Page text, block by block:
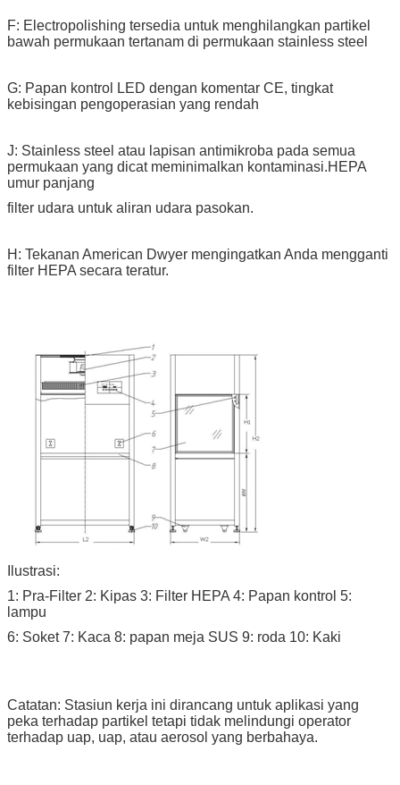
F: Electropolishing tersedia untuk menghilangkan partikel
bawah permukaan tertanam di permukaan stainless steel
G: Papan kontrol LED dengan komentar CE, tingkat
kebisingan pengoperasian yang rendah
J: Stainless steel atau lapisan antimikroba pada semua
permukaan yang dicat meminimalkan kontaminasi.HEPA
umur panjang
filter udara untuk aliran udara pasokan.
H: Tekanan American Dwyer mengingatkan Anda mengganti
filter HEPA secara teratur.
Ilustrasi:
1: Pra-Filter 2: Kipas 3: Filter HEPA 4: Papan kontrol 5:
lampu
6: Soket 7: Kaca 8: papan meja SUS 9: roda 10: Kaki
Catatan: Stasiun kerja ini dirancang untuk aplikasi yang
peka terhadap partikel tetapi tidak melindungi operator
terhadap uap, uap, atau aerosol yang berbahaya.